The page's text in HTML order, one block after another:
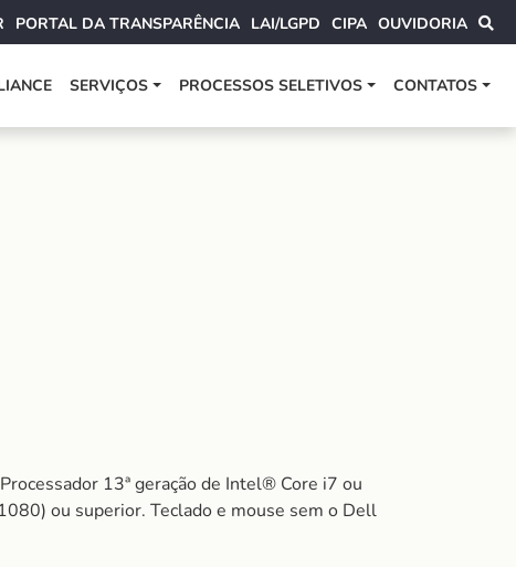
PORTAL DA TRANSPARÊNCIA LAI/LGPD CIPA OUVIDORIA
SERVIÇOS PROCESSOS SELETIVOS CONTATOS
13ª geração de Intel® Core i7 ou
ou superior. Teclado e mouse sem o Dell